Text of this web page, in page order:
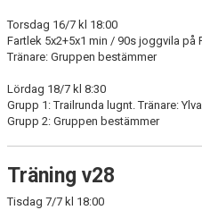
Torsdag 16/7 kl 18:00
Fartlek 5x2+5x1 min / 90s joggvila på
Tränare: Gruppen bestämmer
Lördag 18/7 kl 8:30
Grupp 1: Trailrunda lugnt. Tränare: Ylva
Grupp 2: Gruppen bestämmer
Träning v28
Tisdag 7/7 kl 18:00